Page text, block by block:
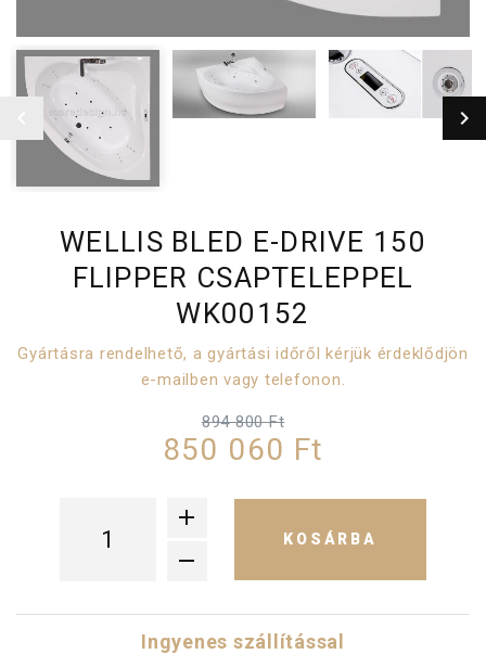
WELLIS BLED E-DRIVE 150
FLIPPER CSAPTELEPPEL
WK00152
Gyártásra rendelhető, a gyártási időről kérjük érdeklődjön
e-mailben vagy telefonon.
894 800 Ft
850 060 Ft
KOSÁRBA
Ingyenes szállítással